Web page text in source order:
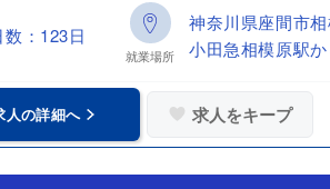
：123日
就業場所
神奈川県座間市
小田急相模原駅
人の詳細へ 求人をキープ